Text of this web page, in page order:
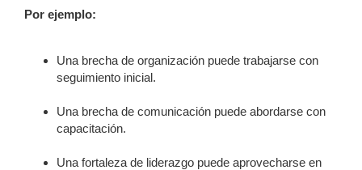
Por ejemplo:
Una brecha de organización puede trabajarse con
seguimiento inicial.
Una brecha de comunicación puede abordarse con
capacitación.
Una fortaleza de liderazgo puede aprovecharse en